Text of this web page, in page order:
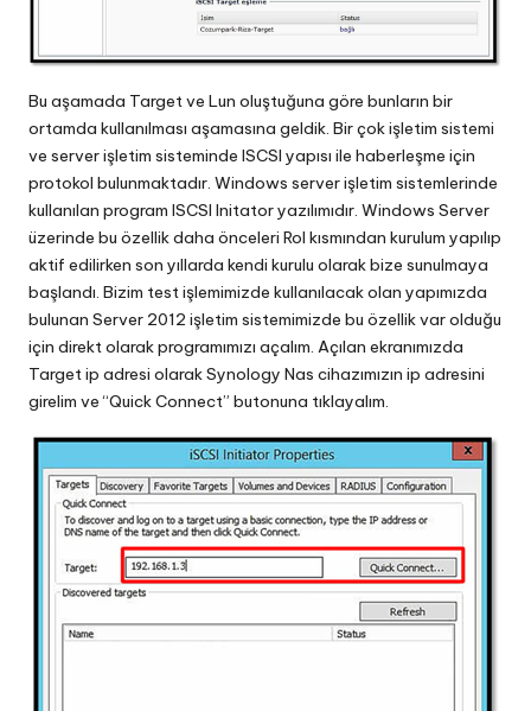
Bu aşamada Target ve Lun oluştuğuna göre bunların bir
ortamda kullanılması aşamasına geldik. Bir çok işletim sistemi
ve server işletim sisteminde ISCSI yapısı ile haberleşme için
protokol bulunmaktadır. Windows server işletim sistemlerinde
kullanılan program ISCSI Initator yazılımıdır. Windows Server
üzerinde bu özellik daha önceleri Rol kısmından kurulum yapılıp
aktif edilirken son yıllarda kendi kurulu olarak bize sunulmaya
başlandı. Bizim test işlemimizde kullanılacak olan yapımızda
bulunan Server 2012 işletim sistemimizde bu özellik var olduğu
için direkt olarak programımızı açalım. Açılan ekranımızda
Target ip adresi olarak Synology Nas cihazımızın ip adresini
girelim ve “Quick Connect” butonuna tıklayalım.